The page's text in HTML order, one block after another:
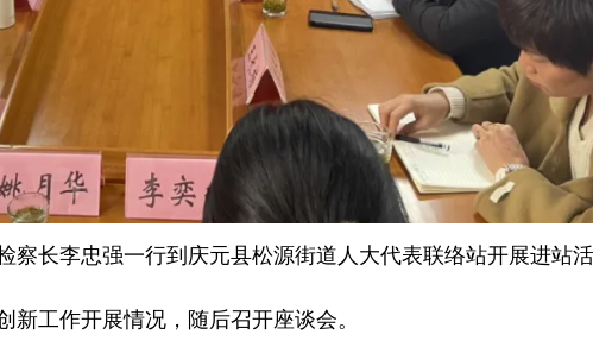
察长李忠强一行到庆元县松源街道人大代表联络站开展进站
工作开展情况，随后召开座谈会。